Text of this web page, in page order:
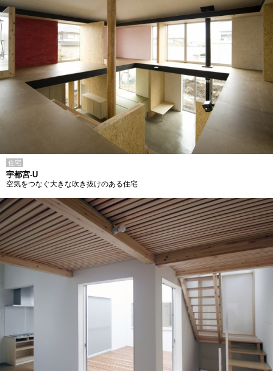
住宅
宇都宮-U
空気をつなぐ大きな吹き抜けのある住宅